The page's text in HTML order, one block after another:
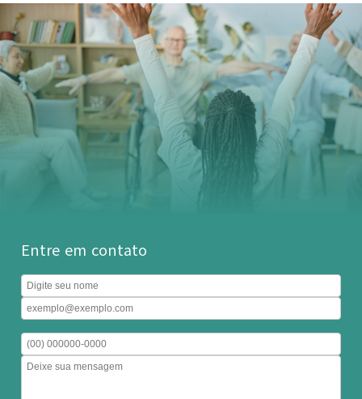
Entre em contato